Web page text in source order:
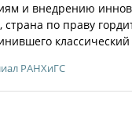
и внедрению
по праву
РАНХиГС